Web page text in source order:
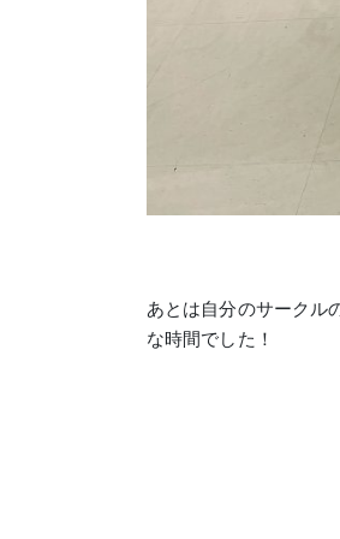
あとは自分のサークル
な時間でした！